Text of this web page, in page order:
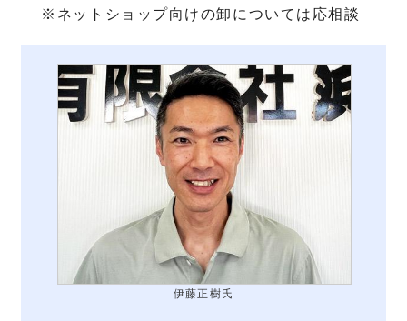
※ネットショップ向けの卸については応相談
伊藤正樹氏